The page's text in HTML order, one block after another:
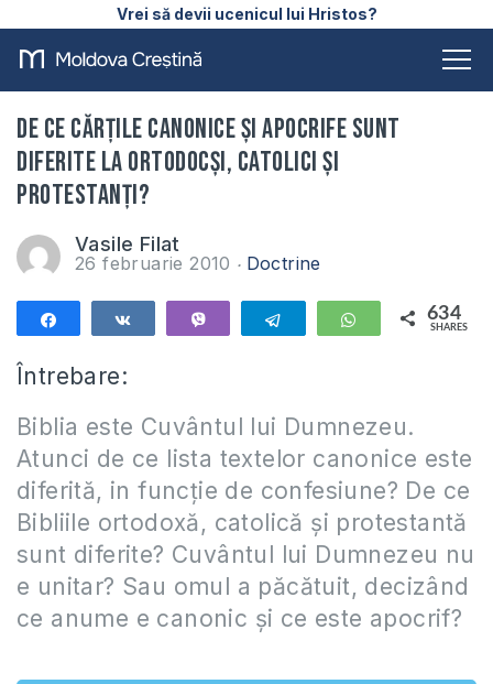
Vrei să devii ucenicul lui Hristos?
De ce cărţile canonice şi apocrife sunt
diferite la ortodocşi, catolici şi
protestanţi?
Vasile Filat
26 februarie 2010 Doctrine
Telegram WhatsApp
634
SHARES
Întrebare:
Biblia este Cuvântul lui Dumnezeu.
Atunci de ce lista textelor canonice este
diferită, in funcţie de confesiune? De ce
Bibliile ortodoxă, catolică şi protestantă
sunt diferite? Cuvântul lui Dumnezeu nu
e unitar? Sau omul a păcătuit, decizând
ce anume e canonic și ce este apocrif?